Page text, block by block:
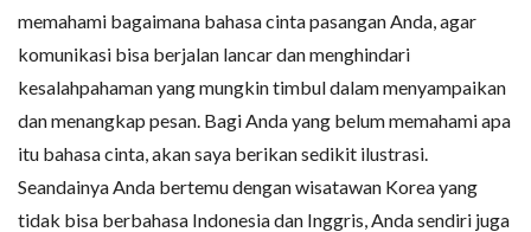
memahami bagaimana bahasa cinta pasangan Anda, agar
komunikasi bisa berjalan lancar dan menghindari
kesalahpahaman yang mungkin timbul dalam menyampaikan
dan menangkap pesan. Bagi Anda yang belum memahami apa
itu bahasa cinta, akan saya berikan sedikit ilustrasi.
Seandainya Anda bertemu dengan wisatawan Korea yang
tidak bisa berbahasa Indonesia dan Inggris, Anda sendiri juga